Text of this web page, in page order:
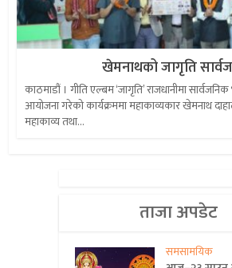
खेमनाथको जागृति
काठमाडौं । गीति एल्बम ‘जागृति’ राजधानीमा
आयोजना गरेको कार्यक्रममा महाकाव्यकार खेमनाथ
महाकाव्य तथा...
ताजा अपडेट
समसामयिक